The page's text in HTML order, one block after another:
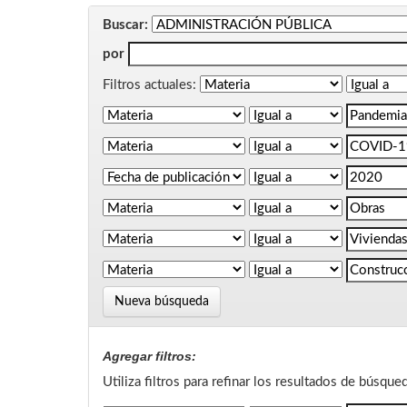
Buscar:
por
Filtros actuales:
Nueva búsqueda
Agregar filtros:
Utiliza filtros para refinar los resultados de